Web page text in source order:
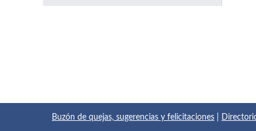
Buzón de quejas, sugerencias y felicitaciones